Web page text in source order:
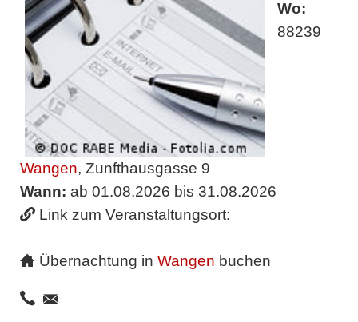
Wo:
88239
Wangen, Zunfthausgasse 9
Wann: ab 01.08.2026 bis 31.08.2026
Link zum Veranstaltungsort:
Übernachtung in Wangen buchen